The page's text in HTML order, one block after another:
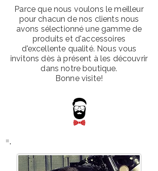
Parce que nous voulons le meilleur
pour chacun de nos clients nous
avons sélectionné une gamme de
produits et d'accessoires
d'excellente qualité. Nous vous
invitons dès à présent à les découvrir
dans notre boutique.
Bonne visite!